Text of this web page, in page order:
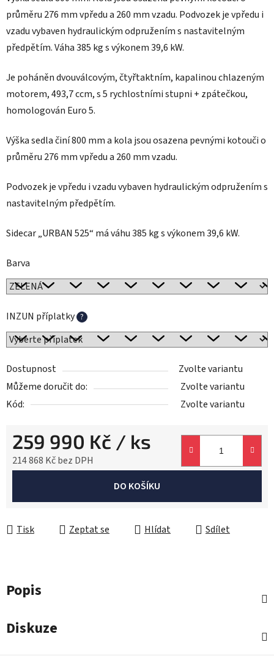
průměru 276 mm vpředu a 260 mm vzadu. Podvozek je vpředu i
vzadu vybaven hydraulickým odpružením s nastavitelným
předpětím. Váha 385 kg s výkonem 39,6 kW.
Je poháněn dvouválcovým, čtyřtaktním, kapalinou chlazeným
motorem, 493,7 ccm, s 5 rychlostními stupni + zpátečkou,
homologován Euro 5.
Výška sedla činí 800 mm a kola jsou osazena pevnými kotouči o
průměru 276 mm vpředu a 260 mm vzadu.
Podvozek je vpředu i vzadu vybaven hydraulickým odpružením s
nastavitelným předpětím.
Sidecar „URBAN 525“ má váhu 385 kg s výkonem 39,6 kW.
Barva
INZUN příplatky ?
Dostupnost
Zvolte variantu
Můžeme doručit do:
Zvolte variantu
Kód:
Zvolte variantu
259 990 Kč / ks
214 868 Kčbez DPH
DO KOŠÍKU
Tisk Zeptat se Hlídat Sdílet
Popis
Diskuze